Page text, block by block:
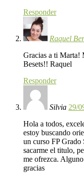
Responder
Raquel
Gracias a ti Marta!
Besets!! Raquel
Responder
Silvia 29/
Hola a todos,
estoy buscando
un curso FP Grado
sacarme el titulo,
me ofrezca.
gracias